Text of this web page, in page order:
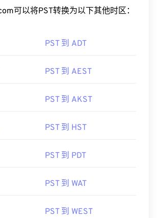
可以将PST转换为以下其他时区：
PST 到 ADT
PST 到 AEST
PST 到 AKST
PST 到 HST
PST 到 PDT
PST 到 WAT
PST 到 WEST